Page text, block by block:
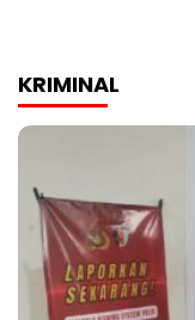
KRIMINAL